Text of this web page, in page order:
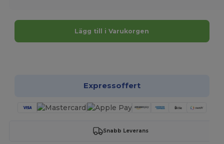
Lägg till i Varukorgen
Expressoffert
Snabb Leverans